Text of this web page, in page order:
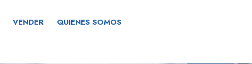
VENDER
QUIENES SOMOS